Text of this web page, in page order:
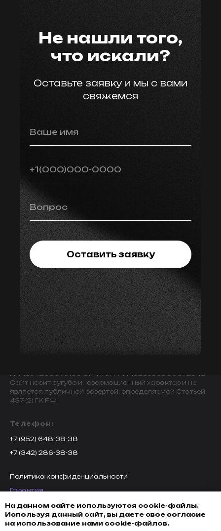
Не нашли того,
что искали?
Оставьте заявку и мы с вами
свяжемся
Ваше имя
+1(000)000-0000
Вопрос
Оставить заявку
ИНН594203076109 ОГРН/ОГРНИП325595800072942
Сайт носит сугубо информационный характер и не
является публичной офертой, определяемой Статьей
437 (2) ГК РФ.
Телефон:
+7 (952) 648-38-38
+7 (342) 286-38-38
Политика конфиденциальности
Гарантия
Возврат товара
Доставка, оплата и кредитование
На данном сайте используются cookie-файлы.
Используя данный сайт, вы даете свое согласие
на использование нами cookie-файлов.